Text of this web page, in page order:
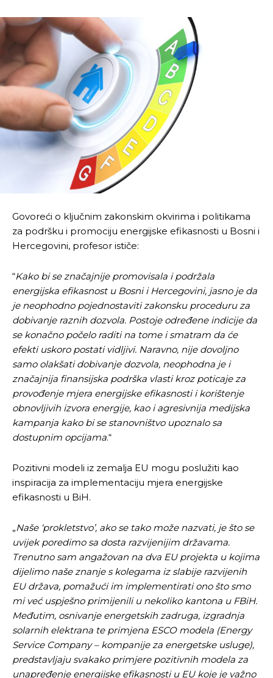
Pusti priču da živi!
Ovim putem želimo da vam se zahvalimo što ste
odlučili da pustite Vašu priču da živi, Redakcija
[wpuf_form id=”7463”]
Pusti priču da živi!
Ovim putem želimo da vam se zahvalimo što ste
odlučili da pustite Vašu priču da živi, Redakcija
[wpuf_form id=”7463”]
Govoreći o ključnim zakonskim okvirima i politikama
za podršku i promociju energijske efikasnosti u Bosni i
Hercegovini, profesor ističe:
“Kako bi se značajnije promovisala i podržala
energijska efikasnost u Bosni i Hercegovini, jasno je da
je neophodno pojednostaviti zakonsku proceduru za
dobivanje raznih dozvola. Postoje određene indicije da
se konačno počelo raditi na tome i smatram da će
efekti uskoro postati vidljivi. Naravno, nije dovoljno
samo olakšati dobivanje dozvola, neophodna je i
značajnija finansijska podrška vlasti kroz poticaje za
provođenje mjera energijske efikasnosti i korištenje
obnovljivih izvora energije, kao i agresivnija medijska
kampanja kako bi se stanovništvo upoznalo sa
dostupnim opcijama.“
Pozitivni modeli iz zemalja EU mogu poslužiti kao
inspiracija za implementaciju mjera energijske
efikasnosti u BiH.
„Naše ‘prokletstvo’, ako se tako može nazvati, je što se
uvijek poredimo sa dosta razvijenijim državama.
Trenutno sam angažovan na dva EU projekta u kojima
dijelimo naše znanje s kolegama iz slabije razvijenih
EU država, pomažući im implementirati ono što smo
mi već uspješno primijenili u nekoliko kantona u FBiH.
Međutim, osnivanje energetskih zadruga, izgradnja
solarnih elektrana te primjena ESCO modela (Energy
Service Company – kompanije za energetske usluge),
predstavljaju svakako primjere pozitivnih modela za
unapređenje energijske efikasnosti u EU koje je važno